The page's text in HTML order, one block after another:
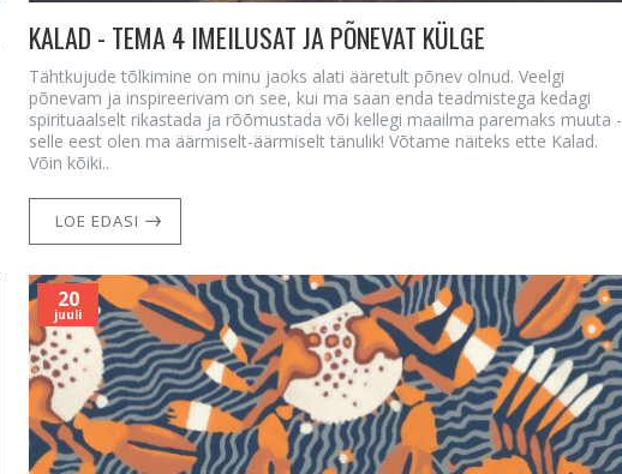
KALAD - TEMA 4 IMEILUSAT JA PÕNEVAT KÜLGE
Tähtkujude tõlkimine on minu jaoks alati ääretult põnev olnud. Veelgi
põnevam ja inspireerivam on see, kui ma saan enda teadmistega kedagi
spirituaalselt rikastada ja rõõmustada või kellegi maailma paremaks muuta -
selle eest olen ma äärmiselt-äärmiselt tänulik! Võtame näiteks ette Kalad.
Võin kõiki..
LOE EDASI
20
juuli